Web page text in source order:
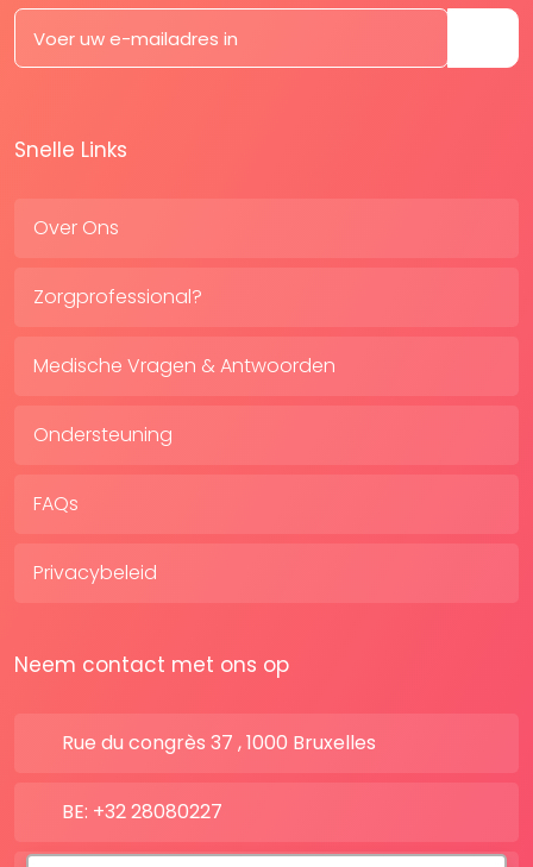
Snelle Links
Over Ons
Zorgprofessional?
Medische Vragen & Antwoorden
Ondersteuning
FAQs
Privacybeleid
Neem contact met ons op
Rue du congrès 37 , 1000 Bruxelles
BE: +32 28080227